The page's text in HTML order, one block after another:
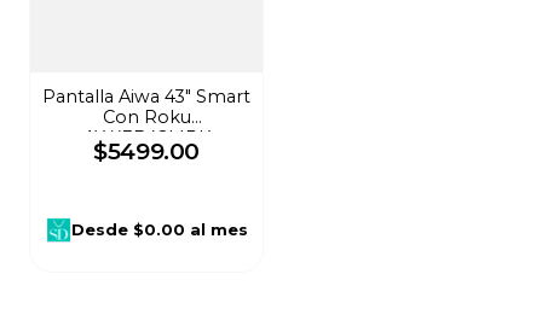
Pantalla Aiwa 43" Smart
Con Roku
AW43B4SMRK
$5499.00
Desde$0.00 al mes